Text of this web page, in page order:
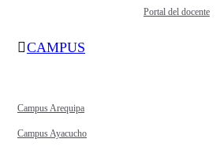
Portal del docente
CAMPUS
Campus Arequipa
Campus Ayacucho